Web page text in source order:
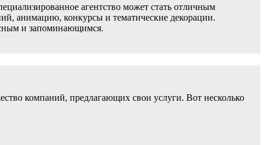
агентство может стать отличным
анимацию, конкурсы и тематические декорации.
и запоминающимся.
компаний, предлагающих свои услуги. Вот несколько